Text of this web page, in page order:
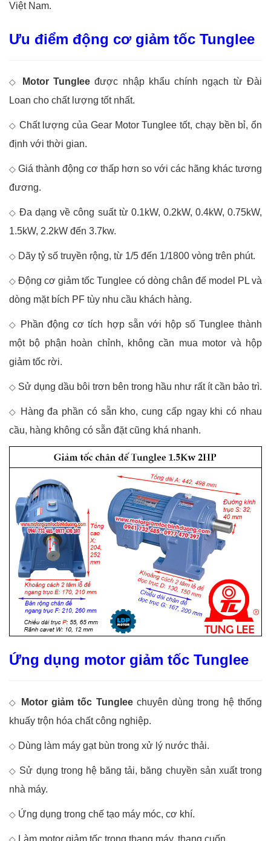
Việt Nam.
Ưu điểm động cơ giảm tốc Tunglee
◇ Motor Tungleeđược nhập khẩu chính ngạch từ Đài
Loan cho chất lượng tốt nhất.
◇ Chất lượng của Gear Motor Tunglee tốt, chạy bền bỉ, ổn
định với thời gian.
◇ Giá thành động cơ thấp hơn so với các hãng khác tương
đương.
◇Đa dạng về công suất từ 0.1kW, 0.2kW, 0.4kW, 0.75kW,
1.5kW, 2.2kW đến 3.7kw.
◇ Dãy tỷ số truyền rộng, từ 1/5 đến 1/1800 vòng trên phút.
◇Động cơ giảm tốc Tunglee có dòng chân đế model PL và
dòng mặt bích PF tùy nhu cầu khách hàng.
◇
Phần động cơ tích hợp sẵn với hộp số Tunglee thành
một bộ phận hoàn chỉnh, không cần mua motor và hộp
giảm tốc rời.
◇ Sử dụng dầu bôi trơn bên trong hầu như rất ít cần bảo trì.
◇
Hàng đa phần có sẵn kho, cung cấp ngay khi có nhau
cầu, hàng không có sẵn đặt cũng khá nhanh.
Ứng dụng motor giảm tốc Tunglee
◇ Motor giảm tốc Tungleechuyên dùng trong hệ thống
khuấy trộn hóa chất công nghiệp.
◇ Dùng làm máy gạt bùn trong xử lý nước thải.
◇ Sử dụng trong hệ băng tải, băng chuyền sản xuất trong
nhà máy.
◇ Ứng dụng trong chế tạo máy móc, cơ khí.
Làm motor giảm tốc trong thang máy, thang cuốn.